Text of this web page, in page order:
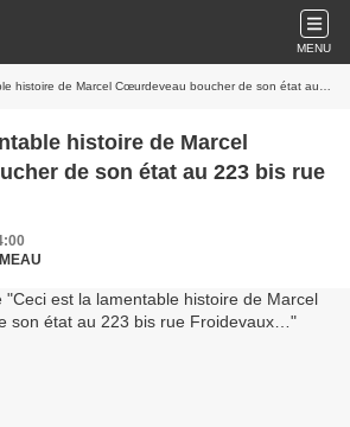
MENU
de Marcel Cœurdeveau boucher de son état au 223 bis rue Froidevaux…
histoire de Marcel
de son état au 223 bis rue